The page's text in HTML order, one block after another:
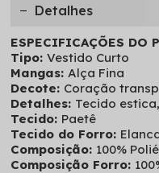
Detalhes
ESPECIFICAÇÕES DO
Tipo:Vestido Curto
Mangas: Alça Fina
Decote: Coração
Detalhes: Tecido
Tecido: Paetê
Tecido do Forro:
Composição: 100%
Composição Forro: